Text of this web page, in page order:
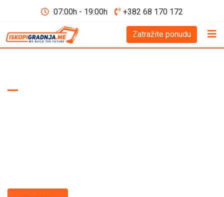
07:00h - 19:00h +382 68 170 172
Zatražite ponudu